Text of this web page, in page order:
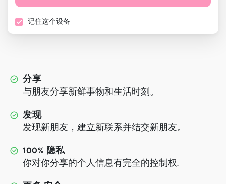
记住这个设备
分享
与朋友分享新鲜事物和生活时刻。
发现
发现新朋友，建立新联系并结交新朋友。
100% 隐私
你对你分享的个人信息有完全的控制权.